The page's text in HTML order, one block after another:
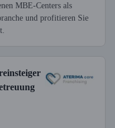
MBE-Centers als
und profitieren Sie